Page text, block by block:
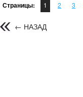
Страницы: 1 2 3
← НАЗАД